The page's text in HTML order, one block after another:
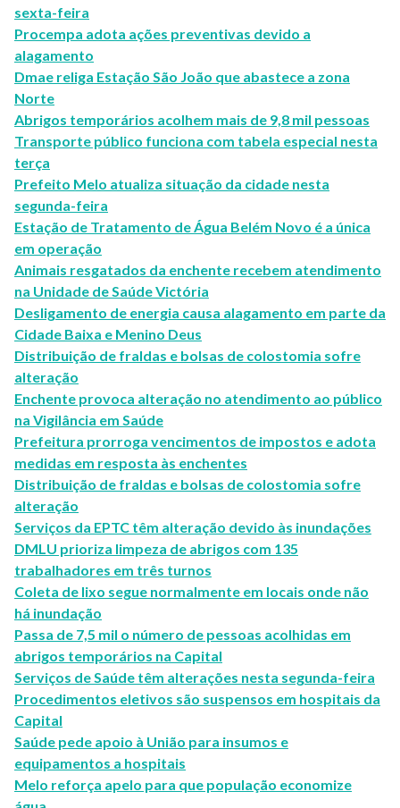
sexta-feira
Procempa adota ações preventivas devido a
alagamento
Dmae religa Estação São João que abastece a zona
Norte
Abrigos temporários acolhem mais de 9,8 mil pessoas
Transporte público funciona com tabela especial nesta
terça
Prefeito Melo atualiza situação da cidade nesta
segunda-feira
Estação de Tratamento de Água Belém Novo é a única
em operação
Animais resgatados da enchente recebem atendimento
na Unidade de Saúde Victória
Desligamento de energia causa alagamento em parte da
Cidade Baixa e Menino Deus
Distribuição de fraldas e bolsas de colostomia sofre
alteração
Enchente provoca alteração no atendimento ao público
na Vigilância em Saúde
Prefeitura prorroga vencimentos de impostos e adota
medidas em resposta às enchentes
Distribuição de fraldas e bolsas de colostomia sofre
alteração
Serviços da EPTC têm alteração devido às inundações
DMLU prioriza limpeza de abrigos com 135
trabalhadores em três turnos
Coleta de lixo segue normalmente em locais onde não
há inundação
Passa de 7,5 mil o número de pessoas acolhidas em
abrigos temporários na Capital
Serviços de Saúde têm alterações nesta segunda-feira
Procedimentos eletivos são suspensos em hospitais da
Capital
Saúde pede apoio à União para insumos e
equipamentos a hospitais
Melo reforça apelo para que população economize